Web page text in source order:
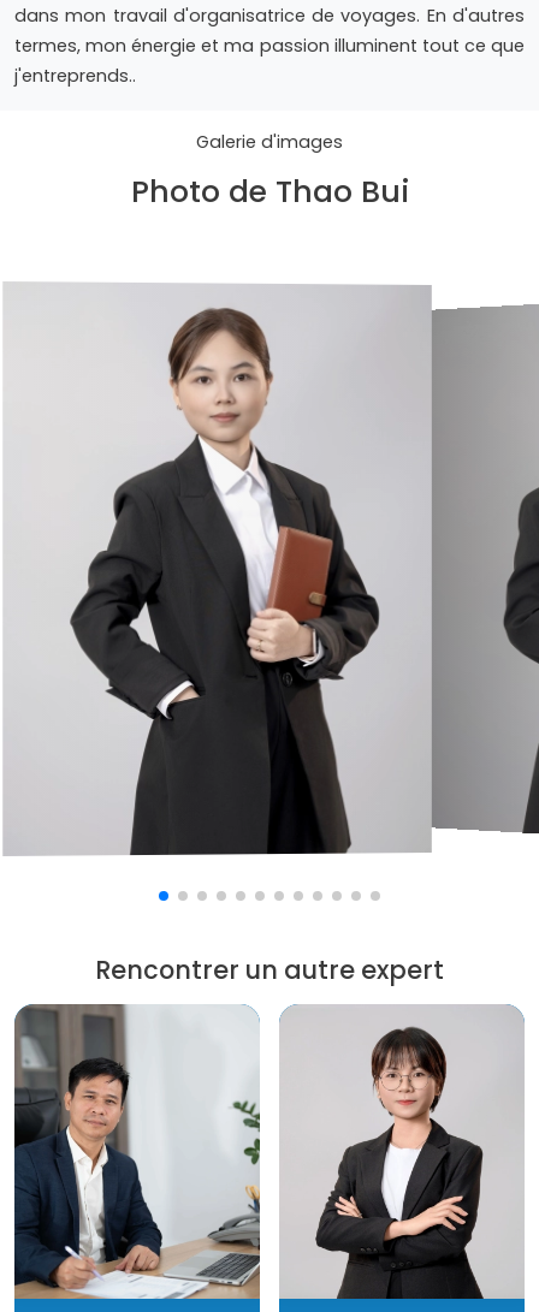
dans mon travail d'organisatrice de voyages. En d'autres
termes, mon énergie et ma passion illuminent tout ce que
j'entreprends..
Galerie d'images
Photo de Thao Bui
Rencontrer un autre expert